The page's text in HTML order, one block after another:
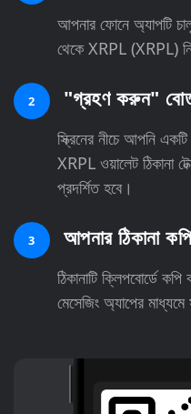
আপনার ফোনে অ্যাপটি
থেকে XRPL (XRPL)
2 "গ্রহণ করুন"
স্ক্রিনের নীচে আপনি
XRPL ওয়ালেট ঠিকানা
প্রদর্শিত হবে।
3 আপনার ঠিকানা
ঠিকানাটি ক্লিপবোর্ডে
মেসেজিং অ্যাপের মাধ্যমে